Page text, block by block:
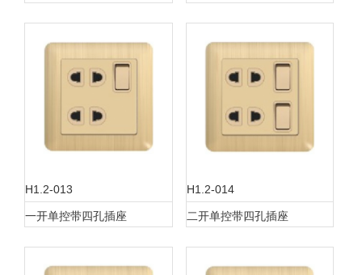
H1.2-013
一开单控带四孔插座
H1.2-014
二开单控带四孔插座